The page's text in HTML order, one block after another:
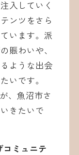
入していく
ンツをさら
います。派
賑わいや、
ような出会
いです。
、魚沼市さ
きたいで
ミュニテ